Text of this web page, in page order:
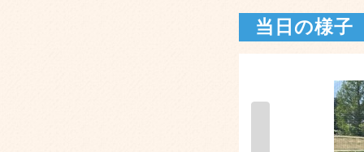
当日の様子